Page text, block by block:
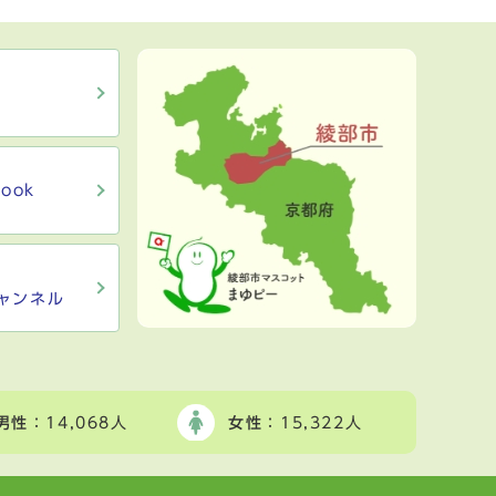
ンネル
性 ：14,068人 女性 ：15,322人